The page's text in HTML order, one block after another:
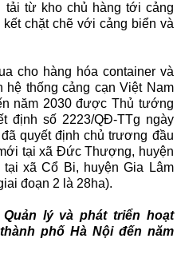
tải từ kho chủ hàng tới cảng
chặt chẽ với cảng biển và
cho hàng hóa container và
hệ thống cảng cạn Việt Nam
năm 2030 được Thủ tướng
định số 2223/QĐ-TTg ngày
quyết định chủ trương đầu
tại xã Đức Thượng, huyện
xã Cổ Bi, huyện Gia Lâm
đoạn 2 là 28ha).
Quản lý và phát triển hoạt
phố Hà Nội đến năm